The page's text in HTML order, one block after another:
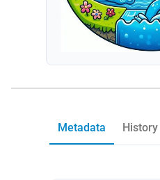
Metadata History